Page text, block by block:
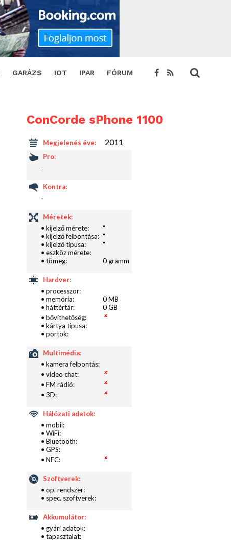
GARÁZS IOT IPAR FÓRUM
ConCorde sPhone 1100
Megjelenés éve: 2011
Pro:
-
Kontra:
-
Méretek:
• kijelző mérete:
"
• kijelző felbontása: "
• kijelző típusa:
"
• eszköz mérete:
• tömeg:
0 gramm
Hardver:
• processzor:
• memória:
0 MB
• háttértár:
0 GB
• bővíthetőség:
• kártya típusa:
• portok:
Multimédia:
• kamera felbontás:
• video chat:
• FM rádió:
• 3D:
Hálózati adatok:
• mobil:
• WiFi:
• Bluetooth:
• GPS:
• NFC:
Szoftverek:
• op. rendszer:
• spec. szoftverek:
Akkumulátor:
• gyári adatok:
• tapasztalat: